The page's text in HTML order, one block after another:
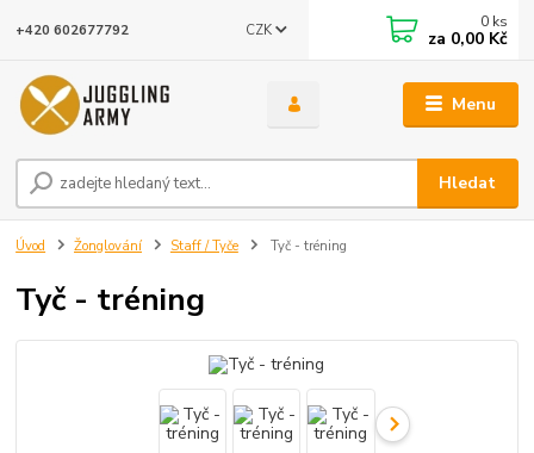
Menu
CZK
Hledat
+420 602677792 0 ks
za 0,00 Kč
Úvod Žonglování Staff / Tyče Tyč - tréning
Tyč - tréning